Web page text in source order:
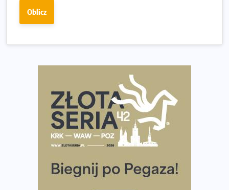
dniu.
wybiera wyzwanie trzech największych maratonów w
Praska 5k Run gospodarzem Mistrzostw Polski
Największy Bieg Powstania Warszawskiego w historii.
Ponad 12 tysięcy uczestników pobiegło dla Bohaterów!
Tętno vs tempo – czym kierować się w bieganiu?
Co ma dużo białka? Produkty, które warto włączyć do
Rozbiegany Olsztyn szykuje się na weekend z
Oblicz